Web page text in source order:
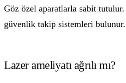
Göz özel aparatlarla sabit tutulur.
güvenlik takip sistemleri bulunur.
Lazer ameliyatı ağrılı mı?